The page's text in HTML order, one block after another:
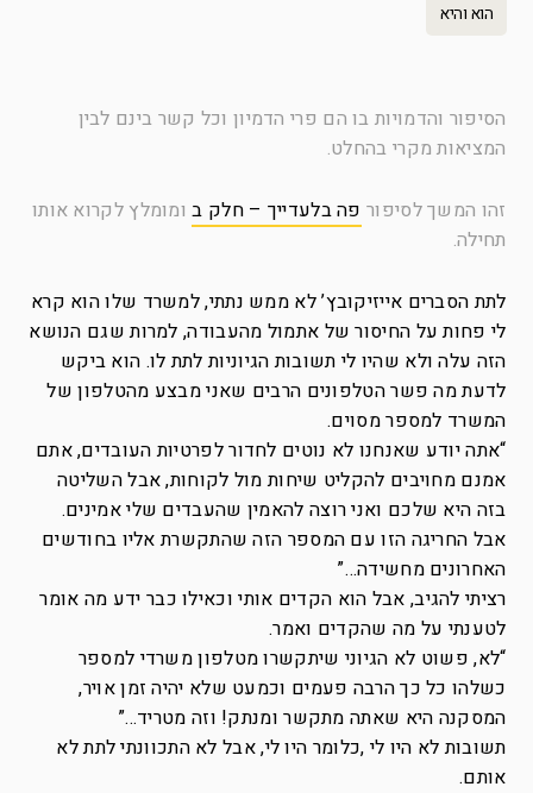
הוא והיא
הסיפור והדמויות בו הם פרי הדמיון וכל קשר בינם לבין
המציאות מקרי בהחלט.
זהו המשך לסיפור פה בלעדייך – חלק ב ומומלץ לקרוא אותו
תחילה.
לתת הסברים אייזיקובץ’ לא ממש נתתי, למשרד שלו הוא קרא
לי פחות על החיסור של אתמול מהעבודה, למרות שגם הנושא
הזה עלה ולא שהיו לי תשובות הגיוניות לתת לו. הוא ביקש
לדעת מה פשר הטלפונים הרבים שאני מבצע מהטלפון של
המשרד למספר מסוים.
“אתה יודע שאנחנו לא נוטים לחדור לפרטיות העובדים, אתם
אמנם מחויבים להקליט שיחות מול לקוחות, אבל השליטה
בזה היא שלכם ואני רוצה להאמין שהעבדים שלי אמינים.
אבל החריגה הזו עם המספר הזה שהתקשרת אליו בחודשים
האחרונים מחשידה…”
רציתי להגיב, אבל הוא הקדים אותי וכאילו כבר ידע מה אומר
לטענתי על מה שהקדים ואמר.
“לא, פשוט לא הגיוני שיתקשרו מטלפון משרדי למספר
כשלהו כל כך הרבה פעמים וכמעט שלא יהיה זמן אויר,
המסקנה היא שאתה מתקשר ומנתק! וזה מטריד…”
תשובות לא היו לי ,כלומר היו לי, אבל לא התכוונתי לתת לא
אותם.